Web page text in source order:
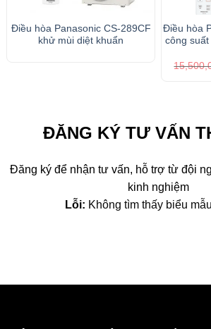
Điều hòa Panasonic CS-289CF
khử mùi diệt khuẩn
Điều hòa
công
ĐĂNG KÝ TƯ VẤN
Đăng ký để nhận tư vấn, hỗ trợ từ đội
kinh nghiệm
Lỗi: Không tìm thấy biểu